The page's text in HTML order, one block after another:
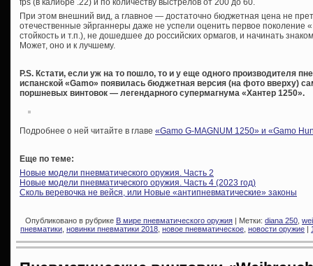
fps (в калибре .22) и по количеству выстрелов от 200 до 60.
При этом внешний вид, а главное — достаточно бюджетная цена не
отечественные эйрганнеры даже не успели оценить первое поколение
стойкость и т.п.), не дошедшее до российских ормагов, и начинать
Может, оно и к лучшему.
P.S. Кстати, если уж на то пошло, то и у еще одного производителя
испанской «Gamo» появилась бюджетная версия (на фото вверху)
поршневых винтовок — легендарного супермагнума «Хантер 1250».
Подробнее о ней читайте в главе «Gamo G-MAGNUM 1250» и «Gamo
Еще по теме:
Новые модели пневматического оружия. Часть 2
Новые модели пневматического оружия. Часть 4 (2023 год)
Сколь веревочка не вейся, или Новые «антипневматические» законы
Опубликовано в рубрике В мире пневматического оружия | Метки: diana 250
пневматики новинки пневматики 2018 новое пневматическое новости оружие